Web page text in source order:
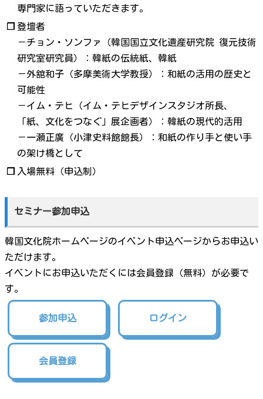
専門家に語っていただきます。
❐ 登壇者
－チョン・ソンファ（韓国国立文化遺産研究院 復元技術
研究室研究員）：韓紙の伝統紙、韓紙
－外舘和子（多摩美術大学教授）：和紙の活用の歴史と
可能性
－イム・テヒ（イム・テヒデザインスタジオ所長、
「紙、文化をつなぐ」展企画者）：韓紙の現代的活用
－一瀬正廣（小津史料館館長）：和紙の作り手と使い手
の架け橋として
❐ 入場無料（申込制）
セミナー参加申込
韓国文化院ホームページのイベント申込ページからお申込い
ただけます。
イベントにお申込いただくには会員登録（無料）が必要で
す。
参加申込 ログイン
会員登録